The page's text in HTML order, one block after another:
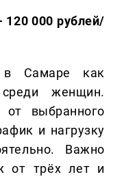
120 000 рублей/
в Самаре как
женщин.
от выбранного
и нагрузку
Важно
от трёх лет и